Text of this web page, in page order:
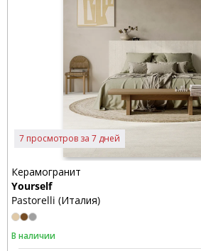
7 просмотров за 7 дней
Керамогранит
Yourself
Pastorelli (Италия)
В наличии